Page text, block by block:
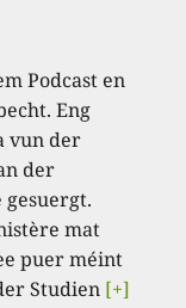
Podcast en
Eng
vun der
der
mat
puer méint
Studien [+]